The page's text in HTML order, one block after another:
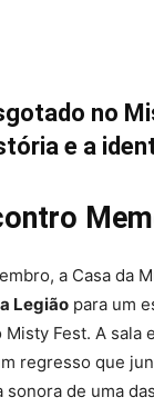
no
e a
a Casa da
Legião para um
Misty Fest. A sala
regresso que
sonora de uma